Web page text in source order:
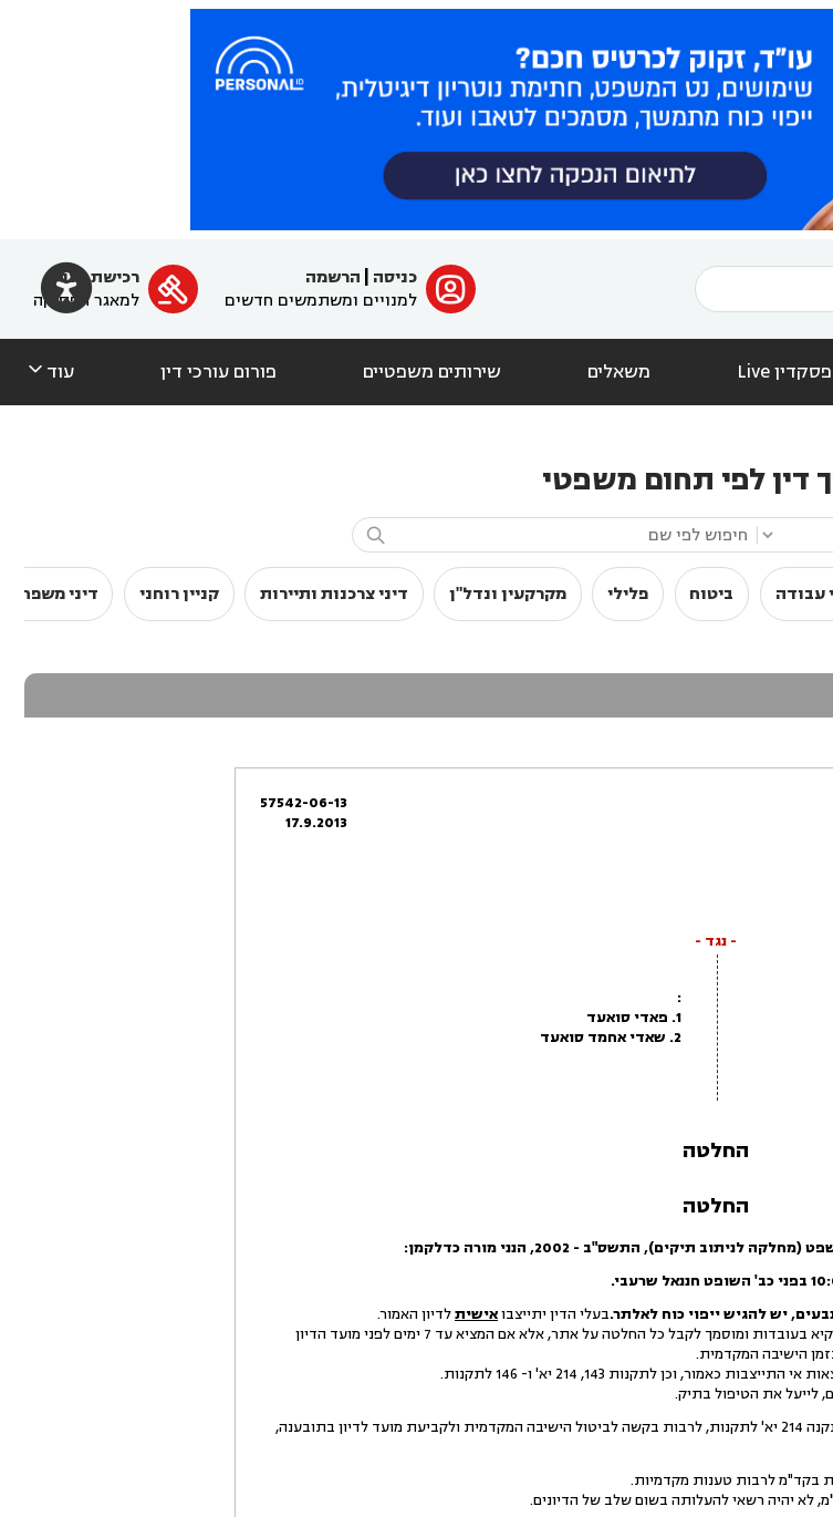
 ﱐ כניסה
הרשמה
למנויים ומשתמשים חדשים

רכישת מנוי
למאגר הפסיקה
פסקדין Live משאלים שירותים משפטיים פורום עורכי דין עוד 
דין לפי תחום משפטי

עבודה ביטוח פלילי מקרקעין ונדל"ן דיני צרכנות ותיירות קניין רוחני דיני משפחה
57542-06-13
17.9.2013
- נגד -
:
1. פאדי סואעד
2. שאדי אחמד סואעד
החלטה
החלטה
יש להגיש ייפוי כוח לאלתר.בעלי הדין יתייצבואישיתלדיון האמור.
היה ומי מהצדדים הנו תאגיד - יתייצב לדיון נציג מטעמו הבקיא בעובדות ומוסמך לקבל כל החלטה על אתר, אלא אם המציא עד 7 ימים לפני מועד הדיון
הישיבה המקדמית.
לייעל את הטיפול בתיק.
כל בקשה בכל עניין מן העניינים המפורטים בתקנה 143 ובתקנה 214 יא' לתקנות, לרבות בקשה לביטול הישיבה המקדמית ולקביעת מועד לדיון בתובענה,
בקד"מ לרבות טענות מקדמיות.
לא יהיה רשאי להעלותה בשום שלב של הדיונים.